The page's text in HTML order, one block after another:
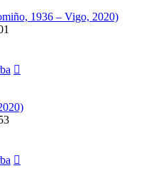
1936 – Vigo, 2020)